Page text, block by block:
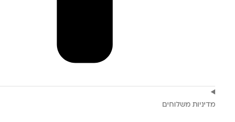
מדיניות משלוחים